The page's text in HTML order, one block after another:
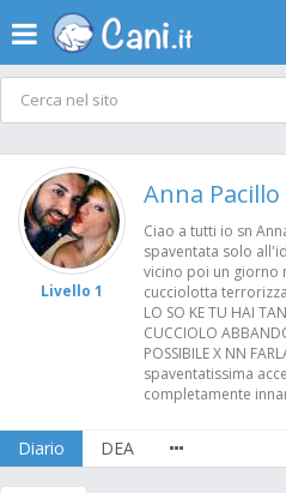
Livello 1
Anna Pacillo
Ciao a tutti io sn
spaventata solo
vicino poi un giorno
cucciolotta
LO SO KE TU HAI
CUCCIOLO
POSSIBILE X NN
spaventatissima
completamente
Diario DEA